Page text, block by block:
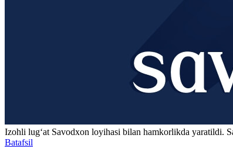
Izohli lugʻat Savodxon loyihasi bilan hamkorlikda yaratildi.
Batafsil